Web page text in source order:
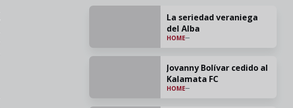
La seriedad veraniega
del Alba
HOME
Jovanny Bolívar cedido al
Kalamata FC
HOME